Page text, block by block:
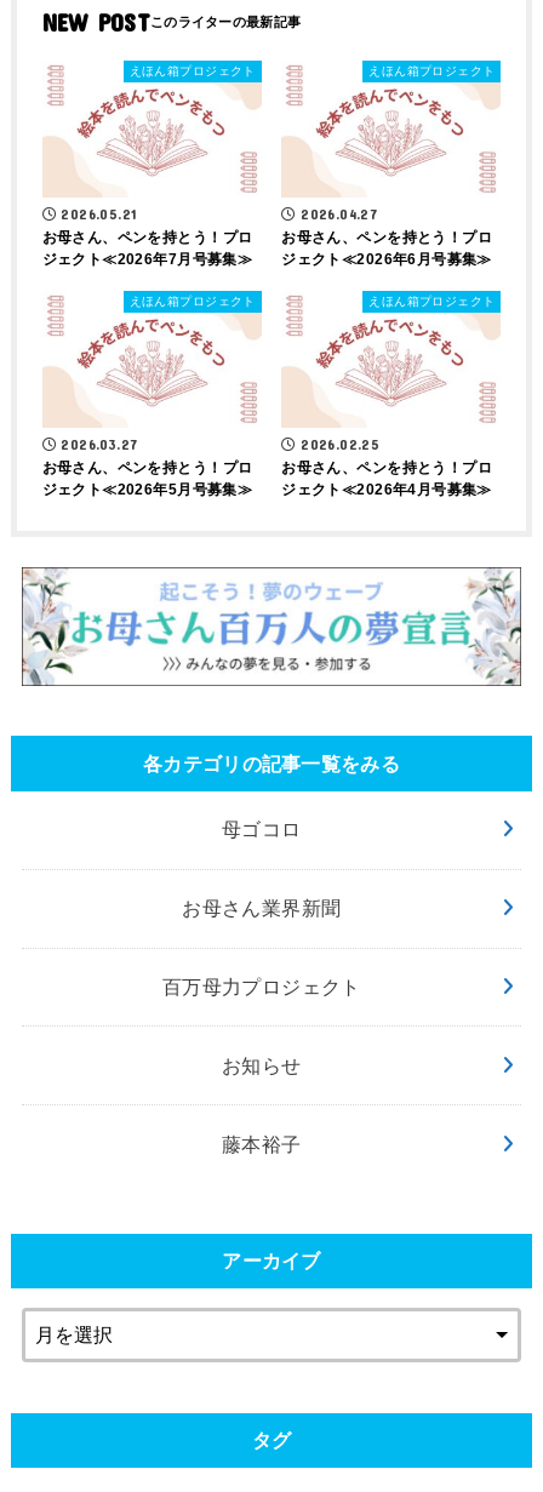
NEW POST
えほん箱プロジェクト
2026.05.21
お母さん、ペンを持とう！プロ
ジェクト≪2026年7月号募集≫
えほん箱プロジェクト
2026.04.27
お母さん、ペンを持とう！プロ
ジェクト≪2026年6月号募集≫
えほん箱プロジェクト
2026.03.27
お母さん、ペンを持とう！プロ
ジェクト≪2026年5月号募集≫
えほん箱プロジェクト
2026.02.25
お母さん、ペンを持とう！プロ
ジェクト≪2026年4月号募集≫
各カテゴリの記事一覧をみる
母ゴコロ
お母さん業界新聞
百万母力プロジェクト
お知らせ
藤本裕子
アーカイブ
タグ